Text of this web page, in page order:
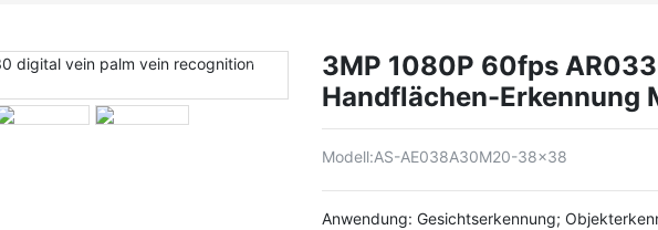
3MP 1080P 60fps
Handflächen-Erkennung
Modell:AS-AE038A30M20-38x38
Anwendung: Gesichtserkennung;